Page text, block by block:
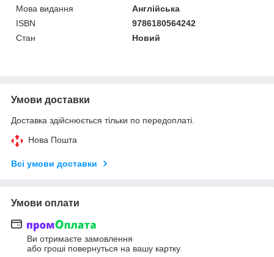
Мова видання
Англійська
ISBN
9786180564242
Стан
Новий
Умови доставки
Доставка здійснюється тільки по передоплаті.
Нова Пошта
Всі умови доставки
Умови оплати
Ви отримаєте замовлення
або гроші повернуться на вашу картку